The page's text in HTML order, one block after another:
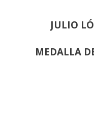
JULIO
MEDALLA